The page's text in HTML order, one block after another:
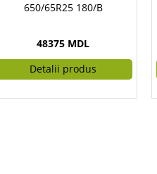
650/65R25 180/B
48375 MDL
Detalii produs